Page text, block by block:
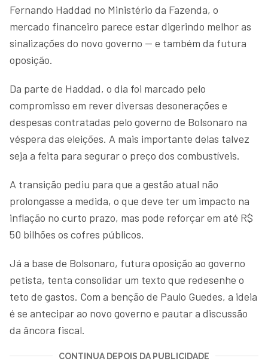
Fernando Haddad no Ministério da Fazenda, o
mercado financeiro parece estar digerindo melhor as
sinalizações do novo governo — e também da futura
oposição.
Da parte de Haddad, o dia foi marcado pelo
compromisso em rever diversas desonerações e
despesas contratadas pelo governo de Bolsonaro na
véspera das eleições. A mais importante delas talvez
seja a feita para segurar o preço dos combustíveis.
A transição pediu para que a gestão atual não
prolongasse a medida, o que deve ter um impacto na
inflação no curto prazo, mas pode reforçar em até R$
50 bilhões os cofres públicos.
Já a base de Bolsonaro, futura oposição ao governo
petista, tenta consolidar um texto que redesenhe o
teto de gastos. Com a benção de Paulo Guedes, a ideia
é se antecipar ao novo governo e pautar a discussão
da âncora fiscal.
CONTINUA DEPOIS DA PUBLICIDADE